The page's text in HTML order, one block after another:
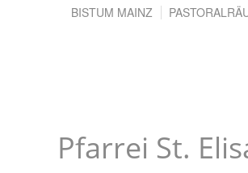
Pfarrei St.
BISTUM MAINZ